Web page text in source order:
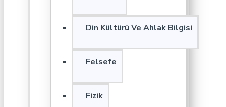
Din Kültürü Ve Ahlak Bilgisi
Felsefe
Fizik